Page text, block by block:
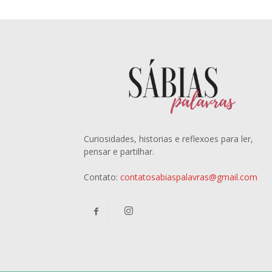
Curiosidades, historias e reflexoes para ler,
pensar e partilhar.
Contato: contatosabiaspalavras@gmail.com